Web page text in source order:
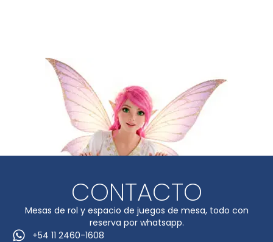
CONTACTO
Mesas de rol y espacio de juegos de mesa, todo con
reserva por whatsapp.
+54 11 2460-1608